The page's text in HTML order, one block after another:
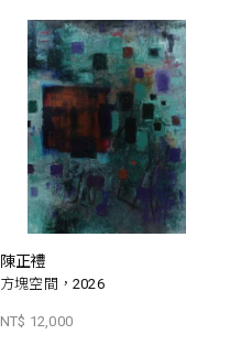
陳正禮
方塊空間，2026
NT$ 12,000